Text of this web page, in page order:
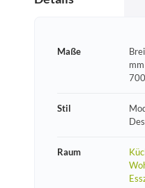
Maße
Stil
Raum